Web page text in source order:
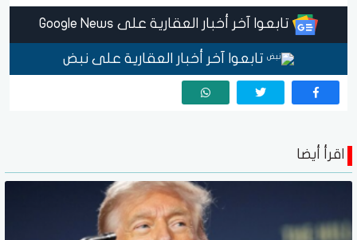
تابعوا آخر أخبار العقارية على Google News
تابعوا آخر أخبار العقارية على نبض
اقرأ أيضا